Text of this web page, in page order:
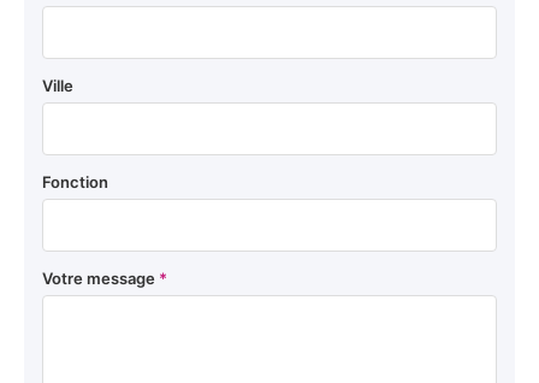
Ville
Fonction
Votre message *